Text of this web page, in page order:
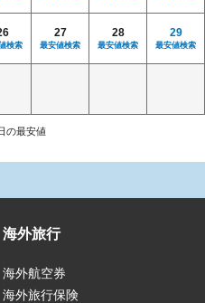
検索
27
最安値検索
28
最安値検索
29
最安値検索
の最安値
海外旅行
海外航空券
海外旅行保険